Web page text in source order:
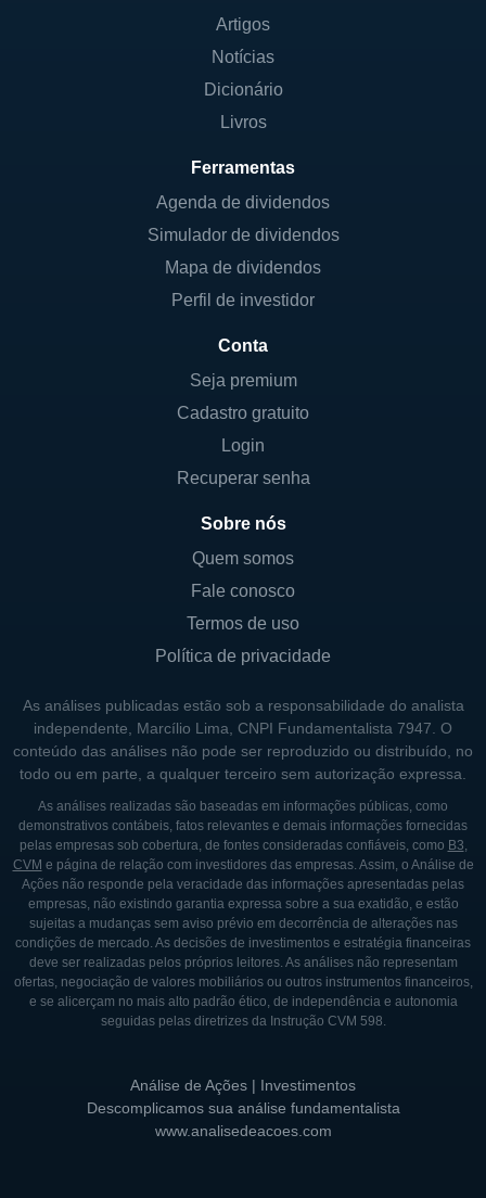
Artigos
Notícias
Dicionário
Livros
Ferramentas
Agenda de dividendos
Simulador de dividendos
Mapa de dividendos
Perfil de investidor
Conta
Seja premium
Cadastro gratuito
Login
Recuperar senha
Sobre nós
Quem somos
Fale conosco
Termos de uso
Política de privacidade
As análises publicadas estão sob a responsabilidade do analista
independente, Marcílio Lima, CNPI Fundamentalista 7947. O
conteúdo das análises não pode ser reproduzido ou distribuído, no
todo ou em parte, a qualquer terceiro sem autorização expressa.
As análises realizadas são baseadas em informações públicas, como
demonstrativos contábeis, fatos relevantes e demais informações fornecidas
pelas empresas sob cobertura, de fontes consideradas confiáveis, como B3,
CVM e página de relação com investidores das empresas. Assim, o Análise de
Ações não responde pela veracidade das informações apresentadas pelas
empresas, não existindo garantia expressa sobre a sua exatidão, e estão
sujeitas a mudanças sem aviso prévio em decorrência de alterações nas
condições de mercado. As decisões de investimentos e estratégia financeiras
deve ser realizadas pelos próprios leitores. As análises não representam
ofertas, negociação de valores mobiliários ou outros instrumentos financeiros,
e se alicerçam no mais alto padrão ético, de independência e autonomia
seguidas pelas diretrizes da Instrução CVM 598.
Análise de Ações | Investimentos
Descomplicamos sua análise fundamentalista
www.analisedeacoes.com